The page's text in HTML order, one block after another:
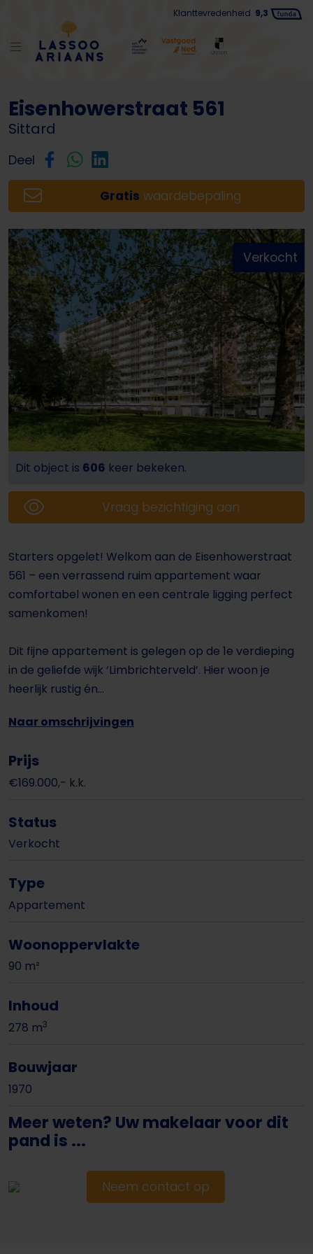
Klanttevredenheid 9,3
Terug naar lijst
Eisenhowerstraat 561
Sittard
Deel
Gratis waardebepaling
Starters opgelet! Welkom aan de Eisenhowerstraat
561 – een verrassend ruim appartement waar
comfortabel wonen en een centrale ligging perfect
samenkomen!
Dit fijne appartement is gelegen op de 1e verdieping
in de geliefde wijk ‘Limbrichterveld’. Hier woon je
heerlijk rustig én...
Naar omschrijvingen
Prijs
€169.000,- k.k.
Status
Verkocht
Type
Appartement
Woonoppervlakte
90 m²
Inhoud
278 m3
Bouwjaar
1970
Meer weten? Uw makelaar voor dit
pand is ...
Neem contact op
Verkocht
Dit object is 606 keer bekeken.
Vraag bezichtiging aan